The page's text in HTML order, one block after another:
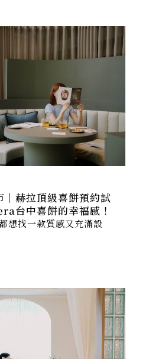
赫拉頂級喜餅預約試
台中喜餅的幸福感！
想找一款質感又充滿設